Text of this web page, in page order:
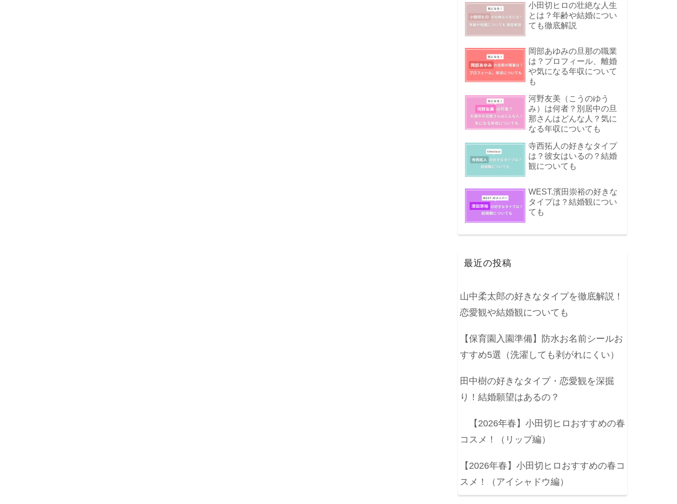
小田切ヒロの壮絶な人生
とは？年齢や結婚につい
ても徹底解説
岡部あゆみの旦那の職業
は？プロフィール、離婚
や気になる年収について
も
河野友美（こうのゆう
み）は何者？別居中の旦
那さんはどんな人？気に
なる年収についても
寺西拓人の好きなタイプ
は？彼女はいるの？結婚
観についても
WEST.濱田崇裕の好きな
タイプは？結婚観につい
ても
最近の投稿
山中柔太郎の好きなタイプを徹底解説！
恋愛観や結婚観についても
【保育園入園準備】防水お名前シールお
すすめ5選（洗濯しても剥がれにくい）
田中樹の好きなタイプ・恋愛観を深掘
り！結婚願望はあるの？
【2026年春】小田切ヒロおすすめの春
コスメ！（リップ編）
【2026年春】小田切ヒロおすすめの春コ
スメ！（アイシャドウ編）